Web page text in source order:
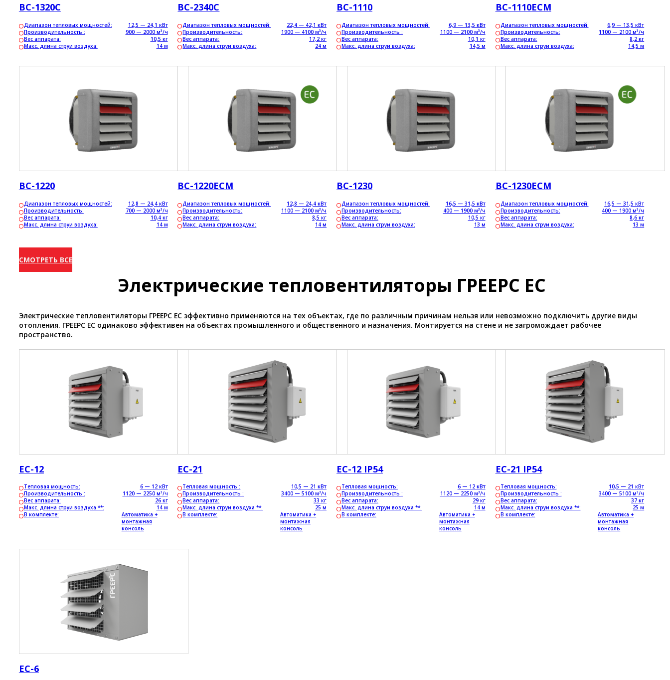
ВС-1320С
Диапазон тепловых мощностей:
12,5 — 24,1 кВт
Производительность :
900 — 2000 м³/ч
Вес аппарата:
10,5 кг
Макс. длина струи воздуха:
14 м
ВС-2340С
Диапазон тепловых мощностей:
22,4 — 42,1 кВт
Производительность:
1900 — 4100 м³/ч
Вес аппарата:
17,2 кг
Макс. длина струи воздуха:
24 м
ВС-1110
Диапазон тепловых мощностей:
6,9 — 13,5 кВт
Производительность :
1100 — 2100 м³/ч
Вес аппарата:
10,1 кг
Макс. длина струи воздуха:
14,5 м
ВС-1110ЕСM
Диапазон тепловых мощностей:
6,9 — 13,5 кВт
Производительность:
1100 — 2100 м³/ч
Вес аппарата:
8,2 кг
Макс. длина струи воздуха:
14,5 м
ВС-1220
Диапазон тепловых мощностей:
12,8 — 24,4 кВт
Производительность:
700 — 2000 м³/ч
Вес аппарата:
10,4 кг
Макс. длина струи воздуха:
14 м
ВС-1220ЕСM
Диапазон тепловых мощностей:
12,8 — 24,4 кВт
Производительность:
1100 — 2100 м³/ч
Вес аппарата:
8,5 кг
Макс. длина струи воздуха:
14 м
ВС-1230
Диапазон тепловых мощностей:
16,5 — 31,5 кВт
Производительность:
400 — 1900 м³/ч
Вес аппарата:
10,5 кг
Макс. длина струи воздуха:
13 м
ВС-1230ЕСM
Диапазон тепловых мощностей:
16,5 — 31,5 кВт
Производительность:
400 — 1900 м³/ч
Вес аппарата:
8,6 кг
Макс. длина струи воздуха:
13 м
СМОТРЕТЬ ВСЕ
Электрические тепловентиляторы ГРЕЕРС ЕС
Электрические тепловентиляторы ГРЕЕРС ЕС эффективно применяются на тех объектах, где по различным причинам нельзя или невозможно подключить другие виды
отопления. ГРЕЕРС ЕС одинаково эффективен на объектах промышленного и общественного и назначения. Монтируется на стене и не загромождает рабочее
пространство.
ЕС-12
Тепловая мощность:
6 — 12 кВт
Производительность :
1120 — 2250 м³/ч
Вес аппарата:
26 кг
Макс. длина струи воздуха **:
14 м
В комплекте:
Автоматика +
монтажная
консоль
ЕС-21
Тепловая мощность :
10,5 — 21 кВт
Производительность :
3400 — 5100 м³/ч
Вес аппарата:
33 кг
Макс. длина струи воздуха **:
25 м
В комплекте:
Автоматика +
монтажная
консоль
ЕС-12 IP54
Тепловая мощность:
6 — 12 кВт
Производительность :
1120 — 2250 м³/ч
Вес аппарата:
29 кг
Макс. длина струи воздуха **:
14 м
В комплекте:
Автоматика +
монтажная
консоль
ЕС-21 IP54
Тепловая мощность:
10,5 — 21 кВт
Производительность :
3400 — 5100 м³/ч
Вес аппарата:
37 кг
Макс. длина струи воздуха **:
25 м
В комплекте:
Автоматика +
монтажная
консоль
ЕС-6